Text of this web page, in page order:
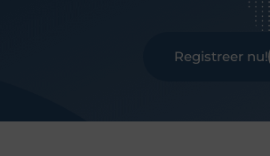
Registreer nu!